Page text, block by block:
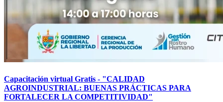
Capacitación virtual Gratis - "CALIDAD
AGROINDUSTRIAL: BUENAS PRÁCTICAS PARA
FORTALECER LA COMPETITIVIDAD"